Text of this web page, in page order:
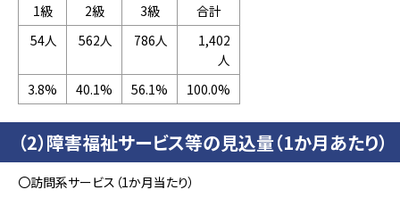
1級 2級 3級
合計
54人
562人 786人
1,402
人
3.8%
40.1% 56.1% 100.0%
（2）障害福祉サービス等の見込量（1か月あたり）
〇訪問系サービス（1か月当たり）